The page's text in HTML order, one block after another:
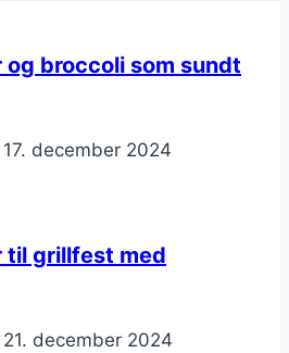
broccoli som sundt
17. december 2024
til grillfest med
21. december 2024